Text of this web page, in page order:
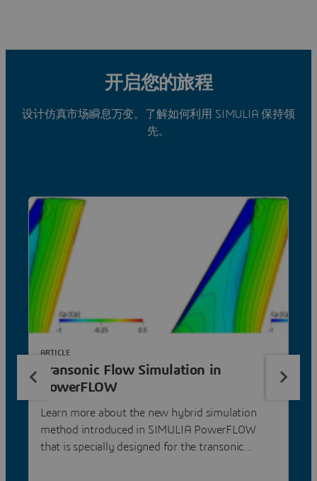
开启您的旅程
设计仿真市场瞬息万变。了解如何利用 SIMULIA 保持领
先。
Transonic Flow Simulation in
PowerFLOW
Learn more about the new hybrid simulation
method introduced in SIMULIA PowerFLOW
that is specially designed for the transonic
ARTICLE